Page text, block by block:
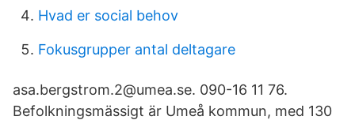
Hvad er social behov
Fokusgrupper antal deltagare
asa.bergstrom.2@umea.se. 090-16 11 76.
Befolkningsmässigt är Umeå kommun, med 130